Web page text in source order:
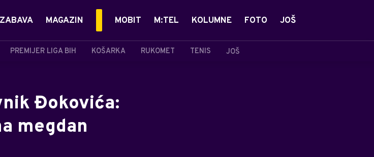
PREMIJER LIGA BIH KOŠARKA RUKOMET TENIS JOŠ
ZABAVA MAGAZIN MOBIT M:TEL KOLUMNE FOTO JOŠ
Đokovića:
megdan